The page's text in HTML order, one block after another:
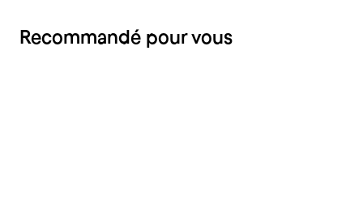
Recommandé pour vous